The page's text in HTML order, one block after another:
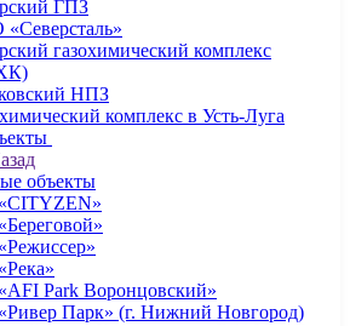
ГПЗ
газохимический комплекс
НПЗ
комплекс в Усть-Луга
объекты
Park Воронцовский»
Парк» (г. Нижний Новгород)